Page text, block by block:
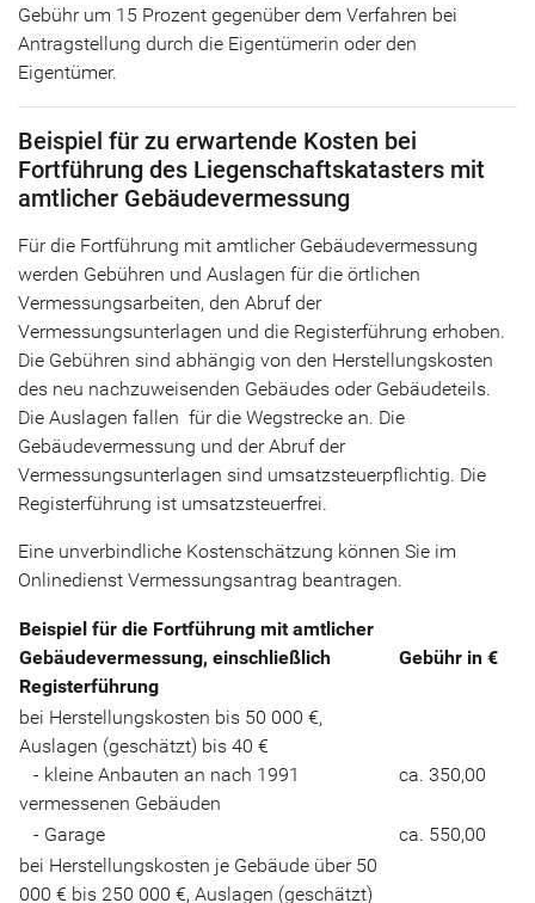
Gebühr um 15 Prozent gegenüber dem Verfahren bei
Antragstellung durch die Eigentümerin oder den
Eigentümer.
Beispiel für zu erwartende Kosten bei
Fortführung des Liegenschaftskatasters mit
amtlicher Gebäudevermessung
Für die Fortführung mit amtlicher Gebäudevermessung
werden Gebühren und Auslagen für die örtlichen
Vermessungsarbeiten, den Abruf der
Vermessungsunterlagen und die Registerführung erhoben.
Die Gebühren sind abhängig von den Herstellungskosten
des neu nachzuweisenden Gebäudes oder Gebäudeteils.
Die Auslagen fallen für die Wegstrecke an. Die
Gebäudevermessung und der Abruf der
Vermessungsunterlagen sind umsatzsteuerpflichtig. Die
Registerführung ist umsatzsteuerfrei.
Eine unverbindliche Kostenschätzung können Sie im
Onlinedienst Vermessungsantrag beantragen.
Beispiel für die Fortführung mit amtlicher
Gebäudevermessung, einschließlich
Registerführung
Gebühr in €
bei Herstellungskosten bis 50 000 €,
Auslagen (geschätzt) bis 40 €
- kleine Anbauten an nach 1991
vermessenen Gebäuden
ca. 350,00
- Garage
ca. 550,00
bei Herstellungskosten je Gebäude über 50
000 € bis 250 000 €, Auslagen (geschätzt)